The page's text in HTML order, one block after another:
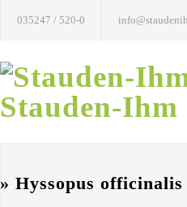
035247 / 520-0
Stauden-Ihm
» Hyssopus officinalis